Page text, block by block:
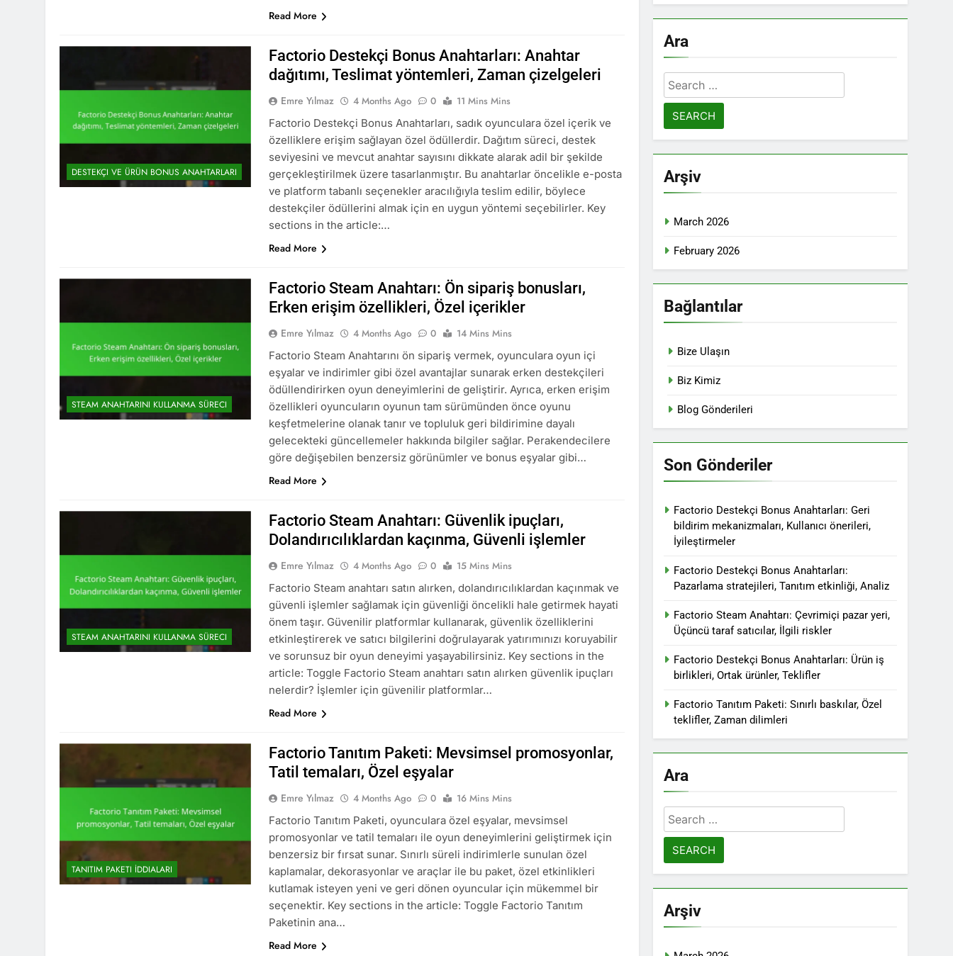
Read More
DESTEKÇI VE ÜRÜN BONUS ANAHTARLARI
Factorio Destekçi Bonus Anahtarları: Anahtar
dağıtımı, Teslimat yöntemleri, Zaman çizelgeleri
Emre Yılmaz 4 Months Ago 0
11 Mins Mins
Factorio Destekçi Bonus Anahtarları, sadık oyunculara özel içerik ve
özelliklere erişim sağlayan özel ödüllerdir. Dağıtım süreci, destek
seviyesini ve mevcut anahtar sayısını dikkate alarak adil bir şekilde
gerçekleştirilmek üzere tasarlanmıştır. Bu anahtarlar öncelikle e-posta
ve platform tabanlı seçenekler aracılığıyla teslim edilir, böylece
destekçiler ödüllerini almak için en uygun yöntemi seçebilirler. Key
sections in the article:…
Read More
STEAM ANAHTARINI KULLANMA SÜRECI
Factorio Steam Anahtarı: Ön sipariş bonusları,
Erken erişim özellikleri, Özel içerikler
Emre Yılmaz 4 Months Ago 0
14 Mins Mins
Factorio Steam Anahtarını ön sipariş vermek, oyunculara oyun içi
eşyalar ve indirimler gibi özel avantajlar sunarak erken destekçileri
ödüllendirirken oyun deneyimlerini de geliştirir. Ayrıca, erken erişim
özellikleri oyuncuların oyunun tam sürümünden önce oyunu
keşfetmelerine olanak tanır ve topluluk geri bildirimine dayalı
gelecekteki güncellemeler hakkında bilgiler sağlar. Perakendecilere
göre değişebilen benzersiz görünümler ve bonus eşyalar gibi…
Read More
STEAM ANAHTARINI KULLANMA SÜRECI
Factorio Steam Anahtarı: Güvenlik ipuçları,
Dolandırıcılıklardan kaçınma, Güvenli işlemler
Emre Yılmaz 4 Months Ago 0
15 Mins Mins
Factorio Steam anahtarı satın alırken, dolandırıcılıklardan kaçınmak ve
güvenli işlemler sağlamak için güvenliği öncelikli hale getirmek hayati
önem taşır. Güvenilir platformlar kullanarak, güvenlik özelliklerini
etkinleştirerek ve satıcı bilgilerini doğrulayarak yatırımınızı koruyabilir
ve sorunsuz bir oyun deneyimi yaşayabilirsiniz. Key sections in the
article: Toggle Factorio Steam anahtarı satın alırken güvenlik ipuçları
nelerdir? İşlemler için güvenilir platformlar…
Read More
TANITIM PAKETI İDDIALARI
Factorio Tanıtım Paketi: Mevsimsel promosyonlar,
Tatil temaları, Özel eşyalar
Emre Yılmaz 4 Months Ago 0
16 Mins Mins
Factorio Tanıtım Paketi, oyunculara özel eşyalar, mevsimsel
promosyonlar ve tatil temaları ile oyun deneyimlerini geliştirmek için
benzersiz bir fırsat sunar. Sınırlı süreli indirimlerle sunulan özel
kaplamalar, dekorasyonlar ve araçlar ile bu paket, özel etkinlikleri
kutlamak isteyen yeni ve geri dönen oyuncular için mükemmel bir
seçenektir. Key sections in the article: Toggle Factorio Tanıtım
Paketinin ana…
Read More
Ara
Search
for:
Arşiv
March 2026
February 2026
Bağlantılar
Bize Ulaşın
Biz Kimiz
Blog Gönderileri
Son Gönderiler
Factorio Destekçi Bonus Anahtarları: Geri
bildirim mekanizmaları, Kullanıcı önerileri,
İyileştirmeler
Factorio Destekçi Bonus Anahtarları:
Pazarlama stratejileri, Tanıtım etkinliği, Analiz
Factorio Steam Anahtarı: Çevrimiçi pazar yeri,
Üçüncü taraf satıcılar, İlgili riskler
Factorio Destekçi Bonus Anahtarları: Ürün iş
birlikleri, Ortak ürünler, Teklifler
Factorio Tanıtım Paketi: Sınırlı baskılar, Özel
teklifler, Zaman dilimleri
Ara
Search
for:
Arşiv